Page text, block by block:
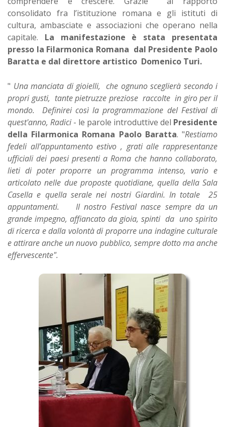
consolidato fra l’istituzione romana e gli istituti di
cultura, ambasciate e associazioni che operano nella
capitale. La manifestazione è stata presentata
presso la Filarmonica Romana dal Presidente Paolo
Baratta e dal direttore artistico Domenico Turi.
" Una manciata di gioielli, che ognuno sceglierà secondo i
propri gusti, tante pietruzze preziose raccolte in giro per il
mondo. Definirei così la programmazione del Festival di
quest'anno, Radici - le parole introduttive del Presidente
della Filarmonica Romana Paolo Baratta. "Restiamo
fedeli all’appuntamento estivo , grati alle rappresentanze
ufficiali dei paesi presenti a Roma che hanno collaborato,
lieti di poter proporre un programma intenso, vario e
articolato nelle due proposte quotidiane, quella della Sala
Casella e quella serale nei nostri Giardini. In totale 25
appuntamenti. Il nostro Festival nasce sempre da un
grande impegno, affiancato da gioia, spinti da uno spirito
di ricerca e dalla volontà di proporre una indagine culturale
e attirare anche un nuovo pubblico, sempre dotto ma anche
effervescente".